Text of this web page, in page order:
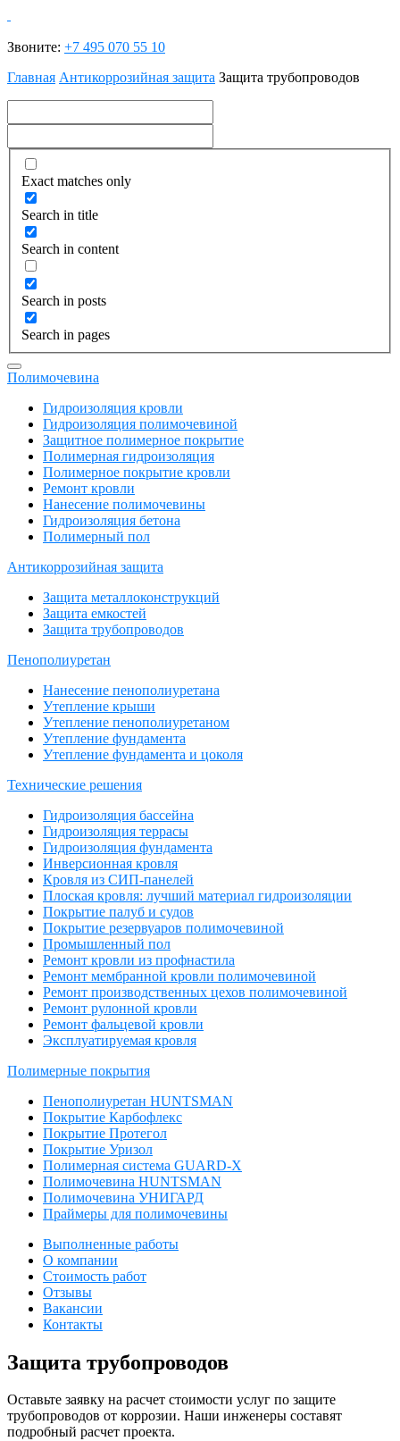
Звоните: +7 495 070 55 10
Главная Антикоррозийная защита Защита трубопроводов
Exact matches only
Search in title
Search in content
Search in posts
Search in pages
Полимочевина
Гидроизоляция кровли
Гидроизоляция полимочевиной
Защитное полимерное покрытие
Полимерная гидроизоляция
Полимерное покрытие кровли
Ремонт кровли
Нанесение полимочевины
Гидроизоляция бетона
Полимерный пол
Антикоррозийная защита
Защита металлоконструкций
Защита емкостей
Защита трубопроводов
Пенополиуретан
Нанесение пенополиуретана
Утепление крыши
Утепление пенополиуретаном
Утепление фундамента
Утепление фундамента и цоколя
Технические решения
Гидроизоляция бассейна
Гидроизоляция террасы
Гидроизоляция фундамента
Инверсионная кровля
Кровля из СИП-панелей
Плоская кровля: лучший материал гидроизоляции
Покрытие палуб и судов
Покрытие резервуаров полимочевиной
Промышленный пол
Ремонт кровли из профнастила
Ремонт мембранной кровли полимочевиной
Ремонт производственных цехов полимочевиной
Ремонт рулонной кровли
Ремонт фальцевой кровли
Эксплуатируемая кровля
Полимерные покрытия
Пенополиуретан HUNTSMAN
Покрытие Карбофлекс
Покрытие Протегол
Покрытие Уризол
Полимерная система GUARD-X
Полимочевина HUNTSMAN
Полимочевина УНИГАРД
Праймеры для полимочевины
Выполненные работы
О компании
Стоимость работ
Отзывы
Вакансии
Контакты
Защита трубопроводов
Оставьте заявку на расчет стоимости услуг по защите
трубопроводов от коррозии. Наши инженеры составят
подробный расчет проекта.